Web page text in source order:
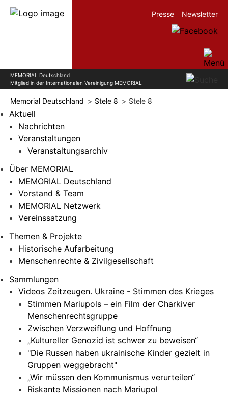
MEMORIAL Deutschland
Mitglied in der Internationalen Vereinigung MEMORIAL
Presse Newsletter
Memorial Deutschland Stele 8 Stele 8
Aktuell
Nachrichten
Veranstaltungen
Veranstaltungsarchiv
Über MEMORIAL
MEMORIAL Deutschland
Vorstand & Team
MEMORIAL Netzwerk
Vereinssatzung
Themen & Projekte
Historische Aufarbeitung
Menschenrechte & Zivilgesellschaft
Sammlungen
Videos Zeitzeugen. Ukraine - Stimmen des Krieges
Stimmen Mariupols – ein Film der Charkiver
Menschenrechtsgruppe
Zwischen Verzweiflung und Hoffnung
„Kultureller Genozid ist schwer zu beweisen“
"Die Russen haben ukrainische Kinder gezielt in
Gruppen weggebracht"
„Wir müssen den Kommunismus verurteilen“
Riskante Missionen nach Mariupol